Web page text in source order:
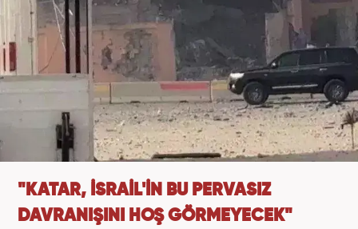
"KATAR, İSRAİL'İN BU PERVASIZ
DAVRANIŞINI HOŞ GÖRMEYECEK"